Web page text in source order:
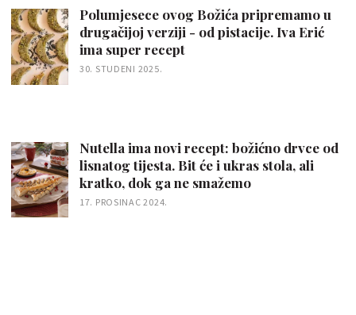
Polumjesece ovog Božića pripremamo u
drugačijoj verziji - od pistacije. Iva Erić
ima super recept
30. STUDENI 2025.
Nutella ima novi recept: božićno drvce od
lisnatog tijesta. Bit će i ukras stola, ali
kratko, dok ga ne smažemo
17. PROSINAC 2024.